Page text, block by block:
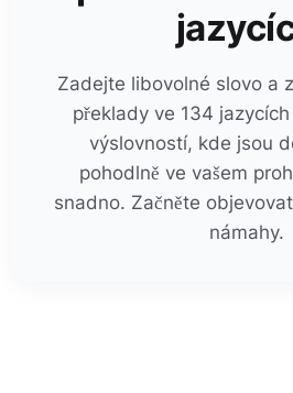
Zadejte libovolné slovo a
překlady ve 134
výslovností, kde jsou
pohodlně ve vašem
snadno. Začněte
námahy.